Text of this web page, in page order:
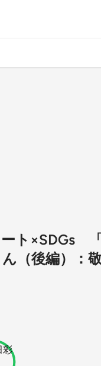
ト×SDGs
（後編）：